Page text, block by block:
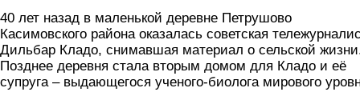
40 лет назад в маленькой деревне Петрушово
Касимовского района оказалась советская
Дильбар Кладо, снимавшая материал о сельской
Позднее деревня стала вторым домом для Кладо и её
супруга – выдающегося ученого-биолога мирового